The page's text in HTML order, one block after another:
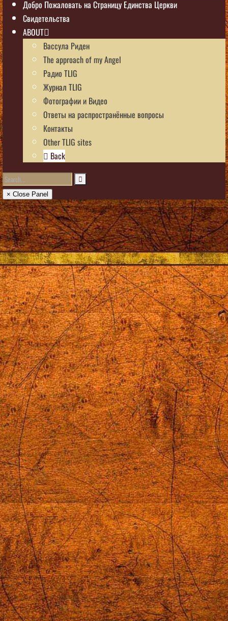
Добро Пожаловать на Страницу Единства Церкви
Свидетельства
ABOUT
Вассула Риден
The approach of my Angel
Радио TLIG
Журнал TLIG
Фотографии и Видео
Ответы на распространённые вопросы
Контакты
Other TLIG sites
Back
× Close Panel